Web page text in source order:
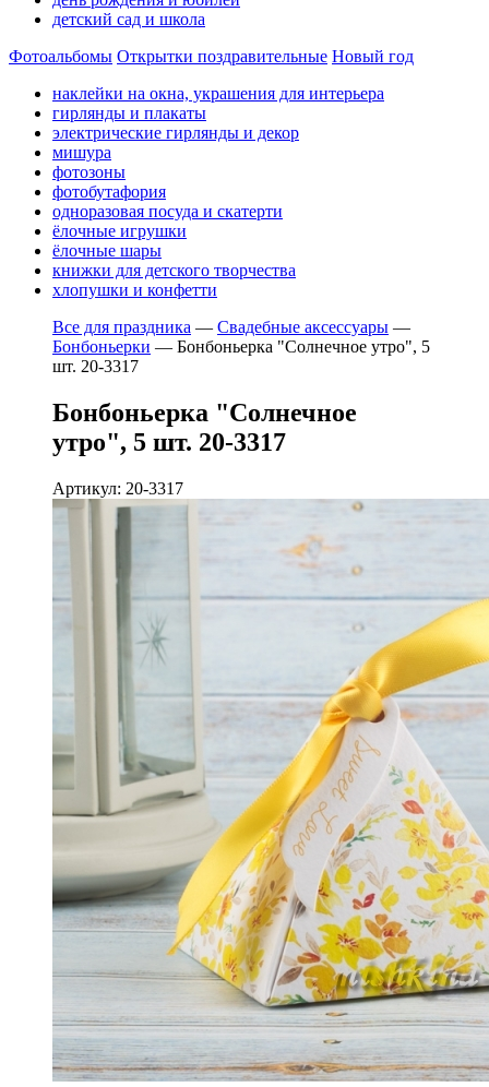
детский сад и школа
Фотоальбомы Открытки поздравительные Новый год
наклейки на окна, украшения для интерьера
гирлянды и плакаты
электрические гирлянды и декор
мишура
фотозоны
фотобутафория
одноразовая посуда и скатерти
ёлочные игрушки
ёлочные шары
книжки для детского творчества
хлопушки и конфетти
Все для праздника — Свадебные аксессуары —
Бонбоньерки — Бонбоньерка "Солнечное утро", 5
шт. 20-3317
Бонбоньерка "Солнечное
утро", 5 шт. 20-3317
Артикул: 20-3317